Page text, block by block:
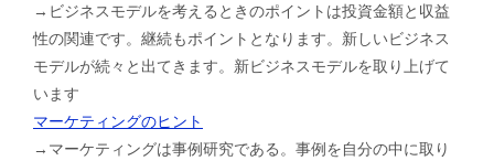
→ビジネスモデルを考えるときのポイントは投資金額と収益
性の関連です。継続もポイントとなります。新しいビジネス
モデルが続々と出てきます。新ビジネスモデルを取り上げて
います
マーケティングのヒント
→マーケティングは事例研究である。事例を自分の中に取り